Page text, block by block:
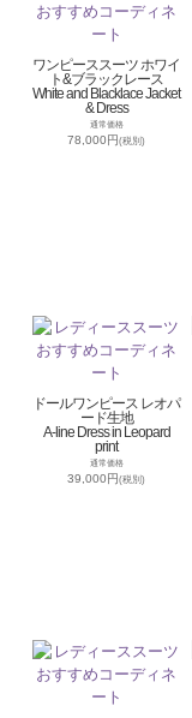
ワンピーススーツ ホワイ
ト&ブラックレース
White and Blacklace Jacket
& Dress
通常価格
78,000円(税別)
ドールワンピース レオパ
ード生地
A-line Dress in Leopard
print
通常価格
39,000円(税別)